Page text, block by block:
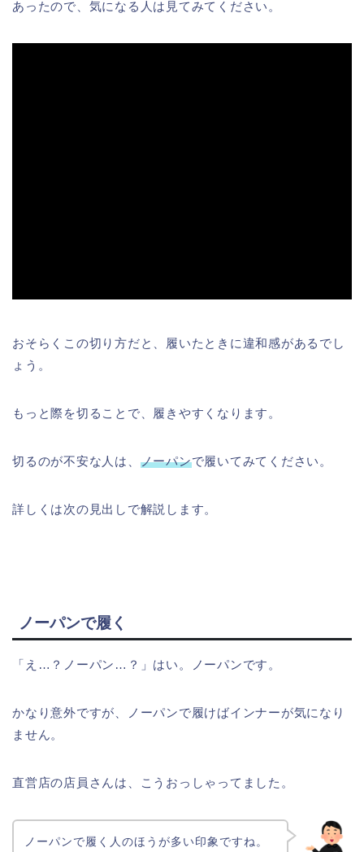
あったので、気になる人は見てみてください。
おそらくこの切り方だと、履いたときに違和感があるでし
ょう。
もっと際を切ることで、履きやすくなります。
切るのが不安な人は、 ノーパンで履いてみてください。
詳しくは次の見出しで解説します。
ノーパンで履く
「え…？ノーパン…？」はい。ノーパンです。
かなり意外ですが、ノーパンで履けばインナーが気になり
ません。
直営店の店員さんは、こうおっしゃってました。
ノーパンで履く人のほうが多い印象ですね。